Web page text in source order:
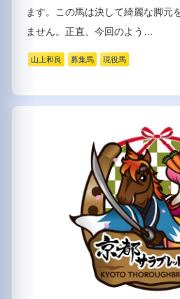
ます。この馬は決して綺麗な脚元
ません。正直、今回のよう…
山上和良 募集馬 現役馬